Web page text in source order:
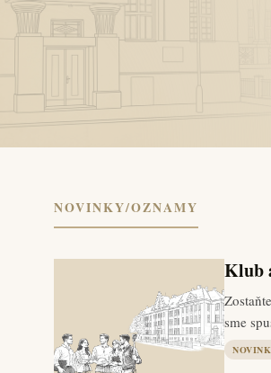
NOVINKY/OZNAMY
Klub
sme